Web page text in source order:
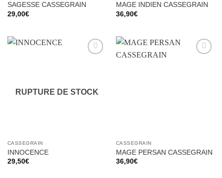
SAGESSE CASSEGRAIN
29,00€
MAGE INDIEN CASSEGRAIN
36,90€
RUPTURE DE STOCK
CASSEGRAIN
INNOCENCE
29,50€
CASSEGRAIN
MAGE PERSAN CASSEGRAIN
36,90€